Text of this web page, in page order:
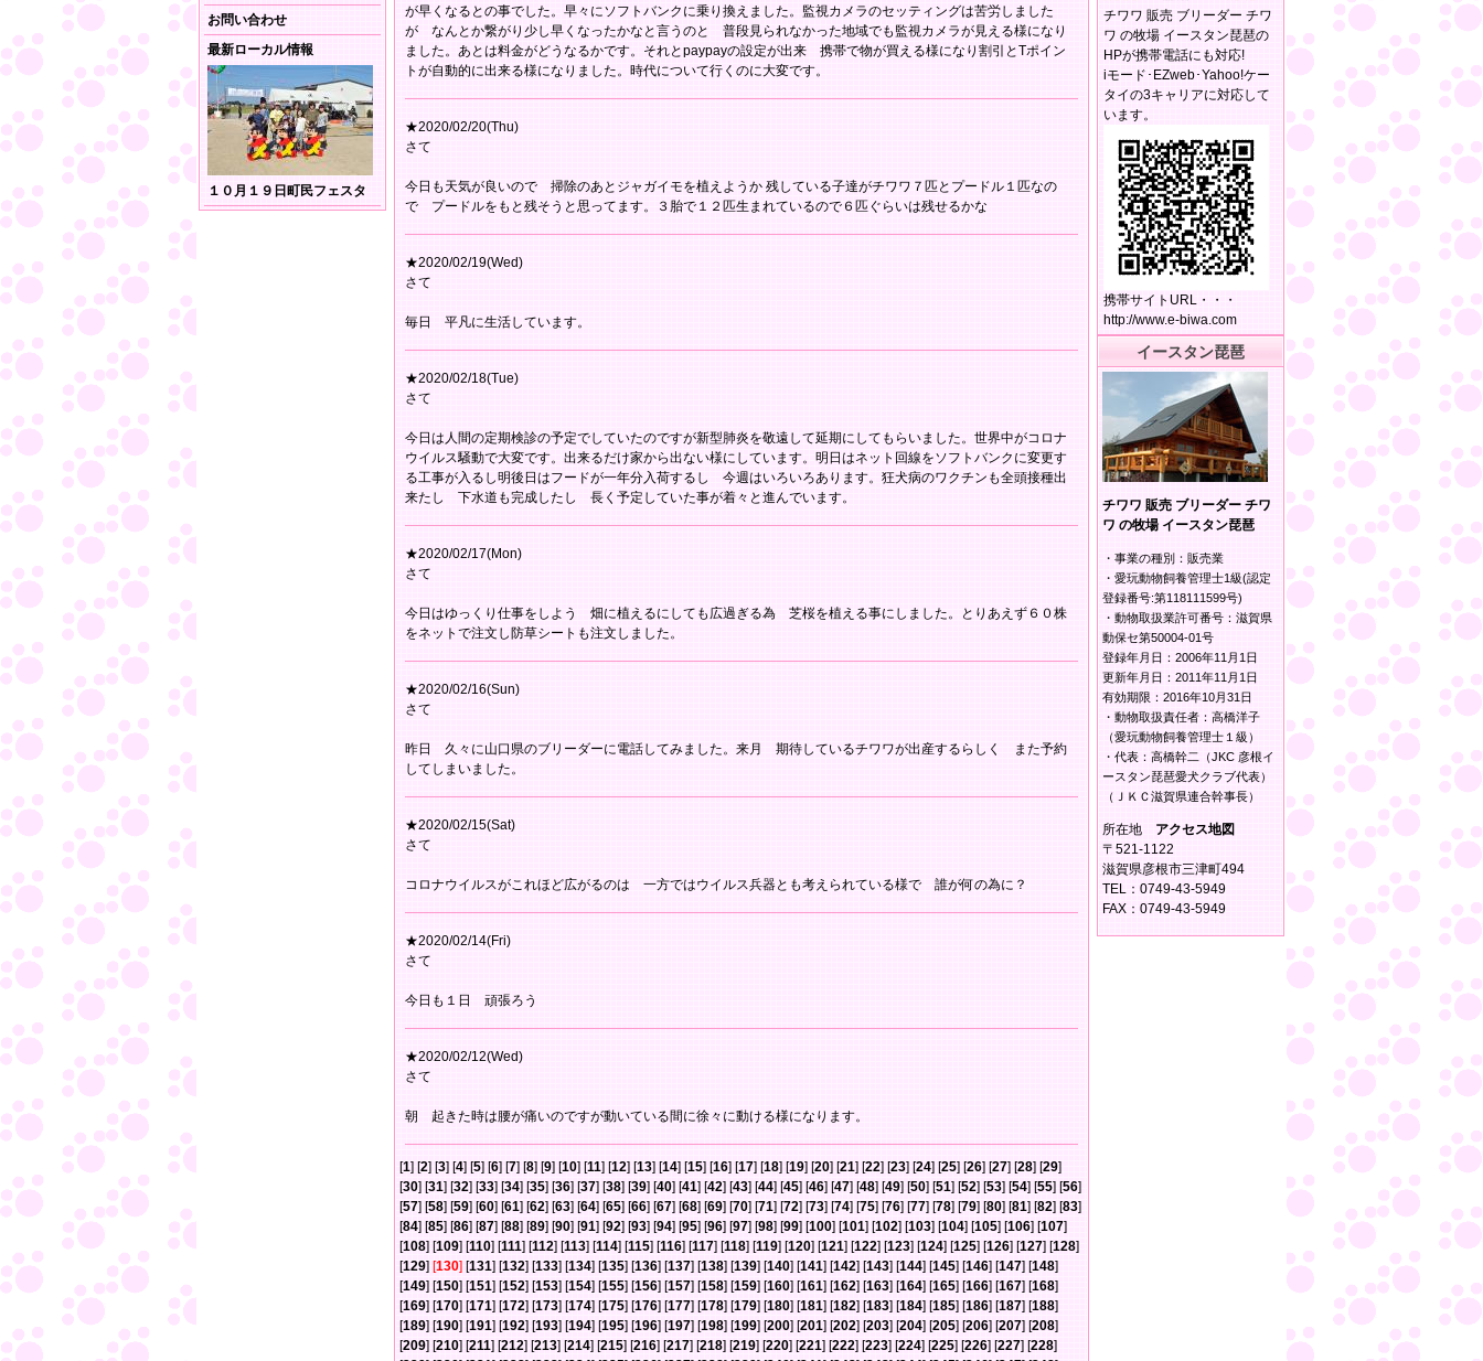
お問い合わせ
最新ローカル情報
１０月１９日町民フェスタ
が早くなるとの事でした。早々にソフトバンクに乗り換えました。監視カメラのセッティングは苦労しました
が なんとか繋がり少し早くなったかなと言うのと 普段見られなかった地域でも監視カメラが見える様になり
ました。あとは料金がどうなるかです。それとpaypayの設定が出来 携帯で物が買える様になり割引とTポイン
トが自動的に出来る様になりました。時代について行くのに大変です。
★2020/02/20(Thu)
さて
今日も天気が良いので 掃除のあとジャガイモを植えようか 残している子達がチワワ７匹とプードル１匹なの
で プードルをもと残そうと思ってます。３胎で１２匹生まれているので６匹ぐらいは残せるかな
★2020/02/19(Wed)
さて
毎日 平凡に生活しています。
★2020/02/18(Tue)
さて
今日は人間の定期検診の予定でしていたのですが新型肺炎を敬遠して延期にしてもらいました。世界中がコロナ
ウイルス騒動で大変です。出来るだけ家から出ない様にしています。明日はネット回線をソフトバンクに変更す
る工事が入るし明後日はフードが一年分入荷するし 今週はいろいろあります。狂犬病のワクチンも全頭接種出
来たし 下水道も完成したし 長く予定していた事が着々と進んでいます。
★2020/02/17(Mon)
さて
今日はゆっくり仕事をしよう 畑に植えるにしても広過ぎる為 芝桜を植える事にしました。とりあえず６０株
をネットで注文し防草シートも注文しました。
★2020/02/16(Sun)
さて
昨日 久々に山口県のブリーダーに電話してみました。来月 期待しているチワワが出産するらしく また予約
してしまいました。
★2020/02/15(Sat)
さて
コロナウイルスがこれほど広がるのは 一方ではウイルス兵器とも考えられている様で 誰が何の為に？
★2020/02/14(Fri)
さて
今日も１日 頑張ろう
★2020/02/12(Wed)
さて
朝 起きた時は腰が痛いのですが動いている間に徐々に動ける様になります。
[1] [2] [3] [4] [5] [6] [7] [8] [9] [10] [11] [12] [13] [14] [15] [16] [17] [18] [19] [20] [21] [22] [23] [24] [25] [26] [27] [28] [29]
[30] [31] [32] [33] [34] [35] [36] [37] [38] [39] [40] [41] [42] [43] [44] [45] [46] [47] [48] [49] [50] [51] [52] [53] [54] [55] [56]
[57] [58] [59] [60] [61] [62] [63] [64] [65] [66] [67] [68] [69] [70] [71] [72] [73] [74] [75] [76] [77] [78] [79] [80] [81] [82] [83]
[84] [85] [86] [87] [88] [89] [90] [91] [92] [93] [94] [95] [96] [97] [98] [99] [100] [101] [102] [103] [104] [105] [106] [107]
[108] [109] [110] [111] [112] [113] [114] [115] [116] [117] [118] [119] [120] [121] [122] [123] [124] [125] [126] [127] [128]
[129] [130] [131] [132] [133] [134] [135] [136] [137] [138] [139] [140] [141] [142] [143] [144] [145] [146] [147] [148]
[149] [150] [151] [152] [153] [154] [155] [156] [157] [158] [159] [160] [161] [162] [163] [164] [165] [166] [167] [168]
[169] [170] [171] [172] [173] [174] [175] [176] [177] [178] [179] [180] [181] [182] [183] [184] [185] [186] [187] [188]
[189] [190] [191] [192] [193] [194] [195] [196] [197] [198] [199] [200] [201] [202] [203] [204] [205] [206] [207] [208]
[209] [210] [211] [212] [213] [214] [215] [216] [217] [218] [219] [220] [221] [222] [223] [224] [225] [226] [227] [228]
チワワ 販売 ブリーダー チワ
ワ の牧場 イースタン琵琶の
HPが携帯電話にも対応!
iモード･EZweb･Yahoo!ケー
タイの3キャリアに対応して
います。
携帯サイトURL・・・
http://www.e-biwa.com
イースタン琵琶
チワワ 販売 ブリーダー チワ
ワ の牧場 イースタン琵琶
・事業の種別：販売業
・愛玩動物飼養管理士1級(認定
登録番号:第118111599号)
・動物取扱業許可番号：滋賀県
動保セ第50004-01号
登録年月日：2006年11月1日
更新年月日：2011年11月1日
有効期限：2016年10月31日
・動物取扱責任者：高橋洋子
（愛玩動物飼養管理士１級）
・代表：高橋幹二（JKC 彦根イ
ースタン琵琶愛犬クラブ代表）
（ＪＫＣ滋賀県連合幹事長）
所在地 アクセス地図
〒521-1122
滋賀県彦根市三津町494
TEL：0749-43-5949
FAX：0749-43-5949